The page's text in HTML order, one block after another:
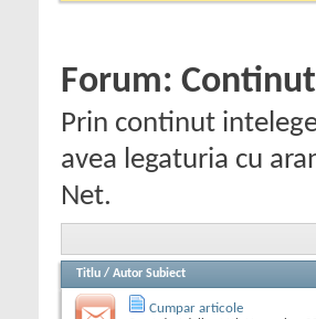
Forum:
Prin continut
avea legaturia cu
Net.
Titlu / Autor Subiect
Cumpar articole